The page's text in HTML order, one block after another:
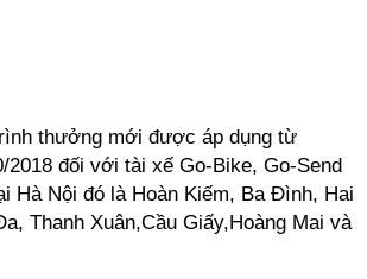
thưởng mới được áp dụng từ
2018 đối với tài xế Go-Bike, Go-Send
Hà Nội đó là Hoàn Kiếm, Ba Đình, Hai
Thanh Xuân,Cầu Giấy,Hoàng Mai và